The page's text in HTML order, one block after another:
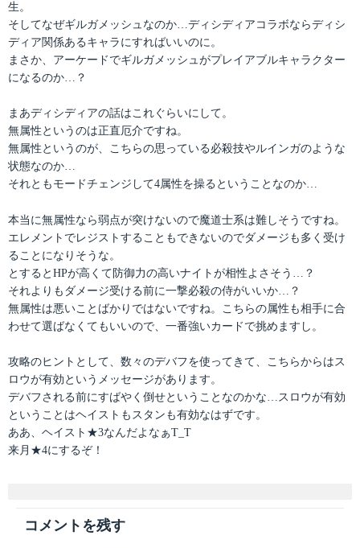
生。
そしてなぜギルガメッシュなのか…ディシディアコラボならディシ
ディア関係あるキャラにすればいいのに。
まさか、アーケードでギルガメッシュがプレイアブルキャラクター
になるのか…？
まあディシディアの話はこれぐらいにして。
無属性というのは正直厄介ですね。
無属性というのが、こちらの思っている必殺技やルインガのような
状態なのか…
それともモードチェンジして4属性を操るということなのか…
本当に無属性なら弱点が突けないので魔道士系は難しそうですね。
エレメントでレジストすることもできないのでダメージも多く受け
ることになりそうな。
とするとHPが高くて防御力の高いナイトが相性よさそう…？
それよりもダメージ受ける前に一撃必殺の侍がいいか…？
無属性は悪いことばかりではないですね。こちらの属性も相手に合
わせて選ばなくてもいいので、一番強いカードで挑めますし。
攻略のヒントとして、数々のデバフを使ってきて、こちらからはス
ロウが有効というメッセージがあります。
デバフされる前にすばやく倒せということなのかな…スロウが有効
ということはヘイストもスタンも有効なはずです。
ああ、ヘイスト★3なんだよなぁT_T
来月★4にするぞ！
コメントを残す